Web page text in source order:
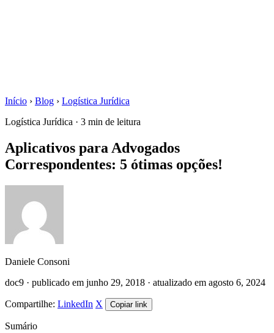
Início › Blog › Logística Jurídica
Logística Jurídica · 3 min de leitura
Aplicativos para Advogados
Correspondentes: 5 ótimas opções!
Daniele Consoni
doc9 · publicado em junho 29, 2018 · atualizado em agosto 6, 2024
Compartilhe: LinkedIn X Copiar link
Sumário